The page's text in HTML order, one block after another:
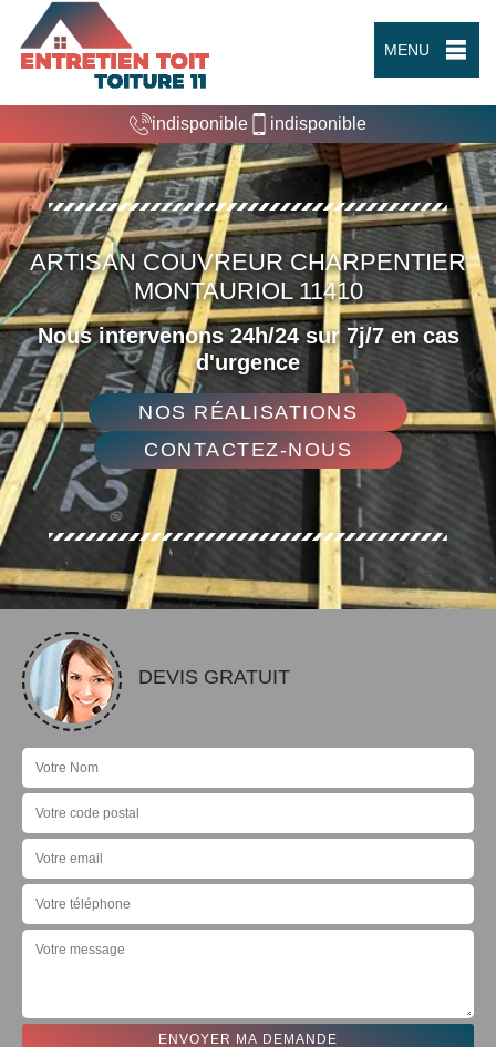
MENU
indisponible indisponible
ARTISAN COUVREUR CHARPENTIER
MONTAURIOL 11410
Nous intervenons 24h/24 sur 7j/7 en cas
d'urgence
NOS RÉALISATIONS
CONTACTEZ-NOUS
DEVIS GRATUIT